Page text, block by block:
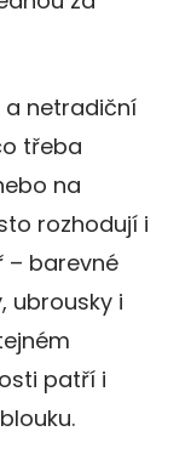
a netradiční
třeba
na
rozhodují i
– barevné
ubrousky i
patří i